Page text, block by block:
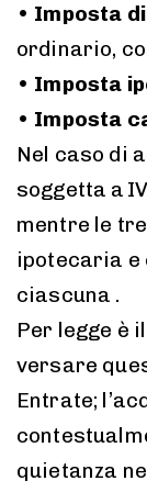
• Imposta
ordinario,
• Imposta
• Imposta
Nel caso di
soggetta a
mentre le
ipotecaria e
ciascuna .
Per legge è
versare
Entrate;
quietanza